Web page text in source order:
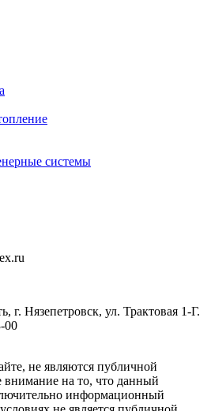
системы
г. Нязепетровск, ул. Трактовая 1-Г.
00
не являются публичной
на то, что данный
информационный